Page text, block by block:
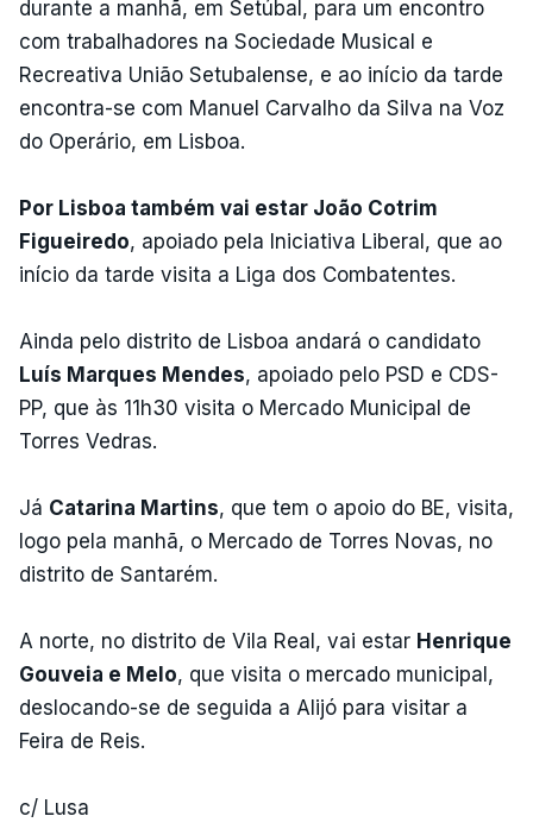
durante a manhã, em Setúbal, para um encontro
com trabalhadores na Sociedade Musical e
Recreativa União Setubalense, e ao início da tarde
encontra-se com Manuel Carvalho da Silva na Voz
do Operário, em Lisboa.
Por Lisboa também vai estar João Cotrim
Figueiredo, apoiado pela Iniciativa Liberal, que ao
início da tarde visita a Liga dos Combatentes.
Ainda pelo distrito de Lisboa andará o candidato
Luís Marques Mendes, apoiado pelo PSD e CDS-
PP, que às 11h30 visita o Mercado Municipal de
Torres Vedras.
Já Catarina Martins, que tem o apoio do BE, visita,
logo pela manhã, o Mercado de Torres Novas, no
distrito de Santarém.
A norte, no distrito de Vila Real, vai estar Henrique
Gouveia e Melo, que visita o mercado municipal,
deslocando-se de seguida a Alijó para visitar a
Feira de Reis.
c/ Lusa